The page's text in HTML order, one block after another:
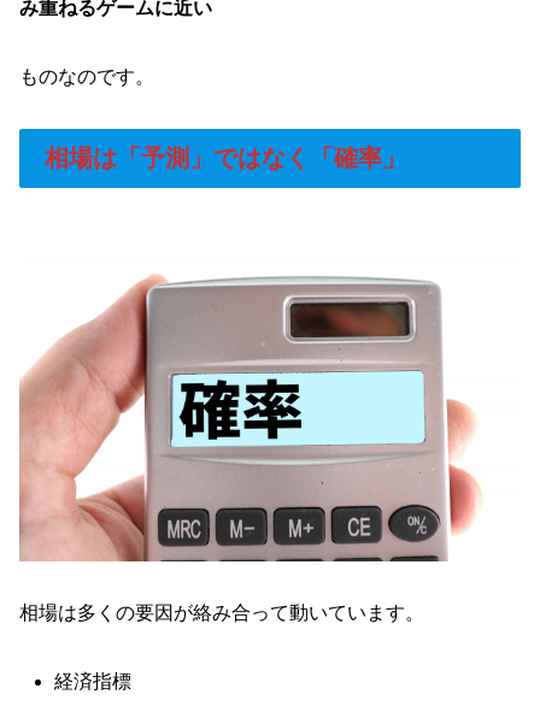
み重ねるゲームに近い
ものなのです。
相場は「予測」ではなく「確率」
相場は多くの要因が絡み合って動いています。
経済指標